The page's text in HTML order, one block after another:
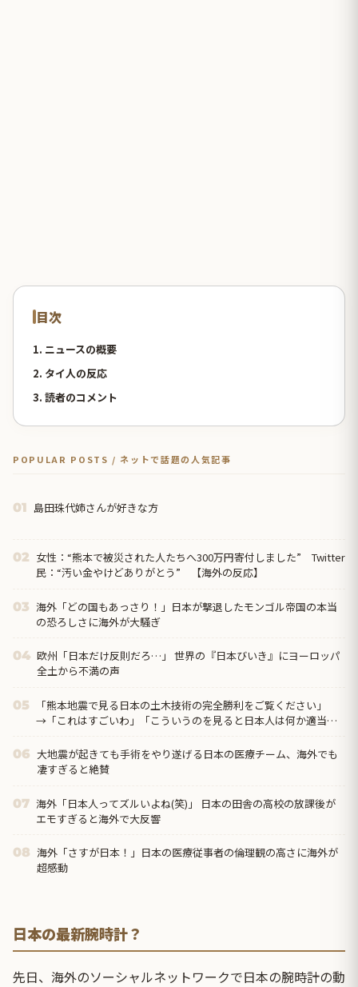
目次
1. ニュースの概要
2. タイ人の反応
3. 読者のコメント
POPULAR POSTS / ネットで話題の人気記事
01 島田珠代姉さんが好きな方
02 女性：“熊本で被災された人たちへ300万円寄付しました” Twitter
民：“汚い金やけどありがとう” 【海外の反応】
03 海外「どの国もあっさり！」日本が撃退したモンゴル帝国の本当
の恐ろしさに海外が大騒ぎ
04 欧州「日本だけ反則だろ…」 世界の『日本びいき』にヨーロッパ
全土から不満の声
05
「熊本地震で見る日本の土木技術の完全勝利をご覧ください」
→「これはすごいわ」「こういうのを見ると日本人は何か適当に
06 大地震が起きても手術をやり遂げる日本の医療チーム、海外でも
凄すぎると絶賛
07 海外「日本人ってズルいよね(笑)」 日本の田舎の高校の放課後が
エモすぎると海外で大反響
08 海外「さすが日本！」日本の医療従事者の倫理観の高さに海外が
超感動
日本の最新腕時計？
先日、海外のソーシャルネットワークで日本の腕時計の動